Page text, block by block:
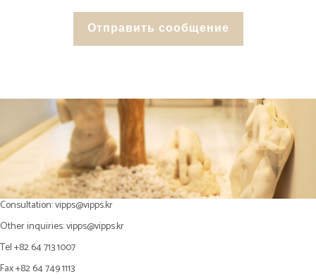
Consultation:vipps@vipps.kr
Other inquiries:vipps@vipps.kr
Tel +82 64 713 1007
Fax +82 64 749 1113